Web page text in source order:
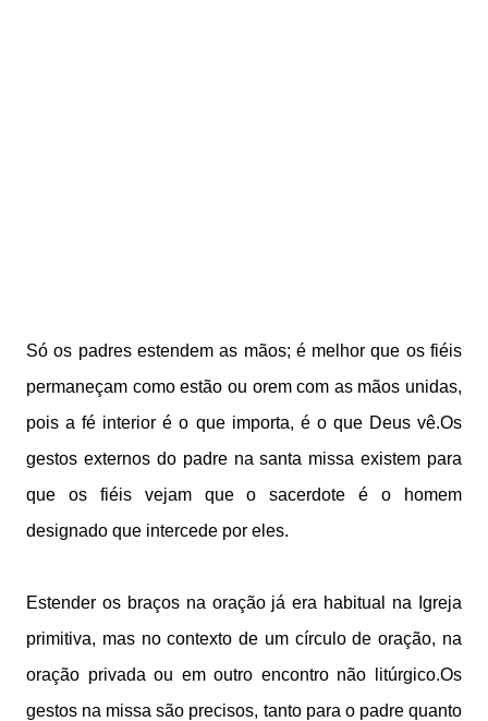
Só os padres estendem as mãos; é melhor que os fiéis
permaneçam como estão ou orem com as mãos unidas,
pois a fé interior é o que importa, é o que Deus vê.Os
gestos externos do padre na santa missa existem para
que os fiéis vejam que o sacerdote é o homem
designado que intercede por eles.
Estender os braços na oração já era habitual na Igreja
primitiva, mas no contexto de um círculo de oração, na
oração privada ou em outro encontro não litúrgico.Os
gestos na missa são precisos, tanto para o padre quanto